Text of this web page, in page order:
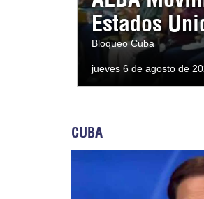
Estados
Bloqueo Cuba
jueves 6 de agosto de
CUBA